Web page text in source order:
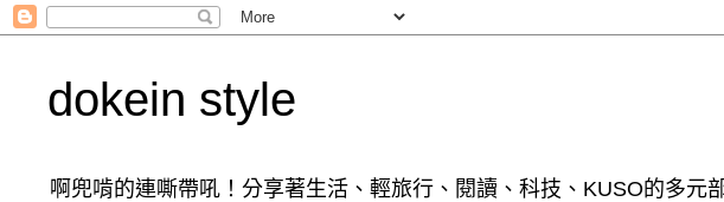
dokein style
啊兜啃的連嘶帶吼！分享著生活、輕旅行、閱讀、科技、KUSO的多元